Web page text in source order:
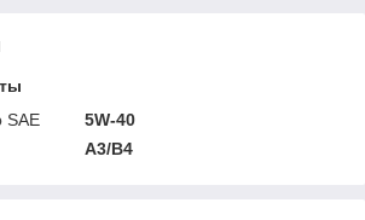
SAE
5W-40
A3/B4